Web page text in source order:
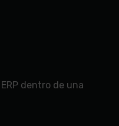
dentro de una